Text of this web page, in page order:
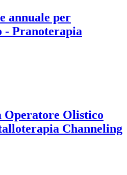
annuale per
- Pranoterapia
Operatore Olistico
Channeling